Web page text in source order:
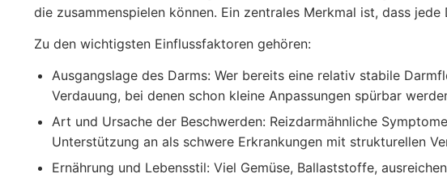
die zusammenspielen können. Ein zentrales Merkmal ist, dass
Zu den wichtigsten Einflussfaktoren gehören:
Ausgangslage des Darms: Wer bereits eine relativ stabile
Verdauung, bei denen schon kleine Anpassungen spürbar
Art und Ursache der Beschwerden: Reizdarmähnliche
Unterstützung an als schwere Erkrankungen mit strukturellen
Ernährung und Lebensstil: Viel Gemüse, Ballaststoffe,